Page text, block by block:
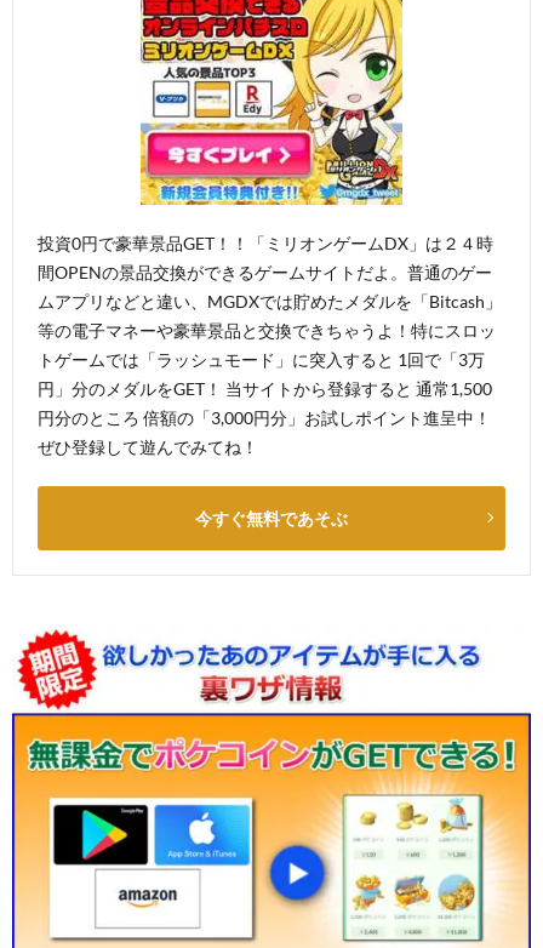
投資0円で豪華景品GET！！「ミリオンゲームDX」は２４時
間OPENの景品交換ができるゲームサイトだよ。普通のゲー
ムアプリなどと違い、MGDXでは貯めたメダルを「Bitcash」
等の電子マネーや豪華景品と交換できちゃうよ！特にスロッ
トゲームでは「ラッシュモード」に突入すると 1回で「3万
円」分のメダルをGET！ 当サイトから登録すると 通常1,500
円分のところ 倍額の「3,000円分」お試しポイント進呈中！
ぜひ登録して遊んでみてね！
今すぐ無料であそぶ